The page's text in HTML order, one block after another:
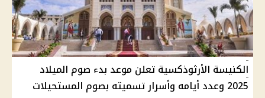
الكنيسة الأرثوذكسية تعلن موعد بدء صوم الميلاد
2025 وعدد أيامه وأسرار تسميته بصوم المستحيلات